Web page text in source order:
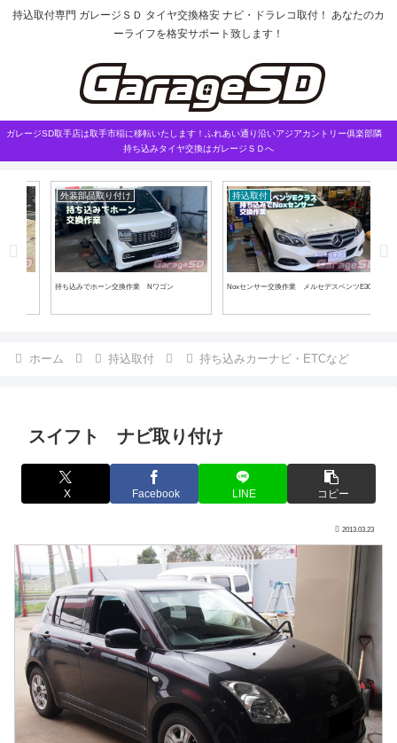
持込取付専門 ガレージＳＤ タイヤ交換格安 ナビ・ドラレコ取付！ あなたのカ
ーライフを格安サポート致します！
ガレージSD取手店は取手市稲に移転いたします！ふれあい通り沿いアジアカントリー俱楽部隣
持ち込みタイヤ交換はガレージＳＤへ
外装部品取り付け
持ち込みでホーン交換作業 Nワゴン
持込取付
Noxセンサー交換作業 メルセデスベンツE300
ホーム 持込取付 持ち込みカーナビ・ETCなど
スイフト ナビ取り付け
X Facebook LINE コピー
2013.03.23